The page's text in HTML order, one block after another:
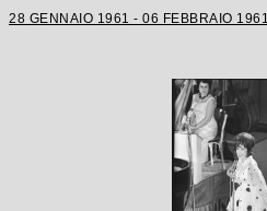
28 GENNAIO 1961 - 06 FEBBRAIO 1961